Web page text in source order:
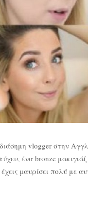
vlogger στην
ένα bronze
μαυρίσει πολύ με